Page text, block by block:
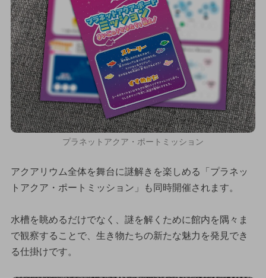
プラネットアクア・ポートミッション
アクアリウム全体を舞台に謎解きを楽しめる「プラネッ
トアクア・ポートミッション」も同時開催されます。
水槽を眺めるだけでなく、謎を解くために館内を隅々ま
で観察することで、生き物たちの新たな魅力を発見でき
る仕掛けです。